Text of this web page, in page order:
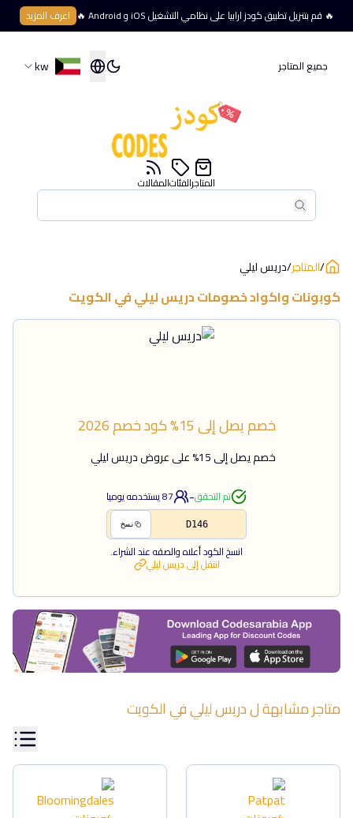
🔥 قم بتنزيل تطبيق كودز ارابيا على نظامي التشغيل iOS و Android 🔥 اعرف المزيد
جميع المتاجر kw
بحث
بحث
المتاجرالفئاتالمقالات
/المتاجر/دريس ليلي
كوبونات واكواد خصوماتدريس ليليفيالكويت
خصم يصل إلى 15% كود خصم2026
خصم يصل إلى 15% على عروض دريس ليلي
تم التحقق-
87يستخدمه يوميا
D146 نسخ
انسخ الكود أعلاه والصقه عند الشراء.
انتقل إلىدريس ليلي
متاجر مشابهة لدريس ليليفيالكويت